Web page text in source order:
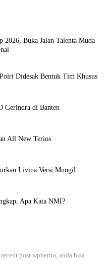
2026, Buka Jalan Talenta Muda
Didesak Bentuk Tim Khusus
Gerindra di Banten
All New Terios
Livina Versi Mungil
Apa Kata NMI?
post wpberita, anda bisa